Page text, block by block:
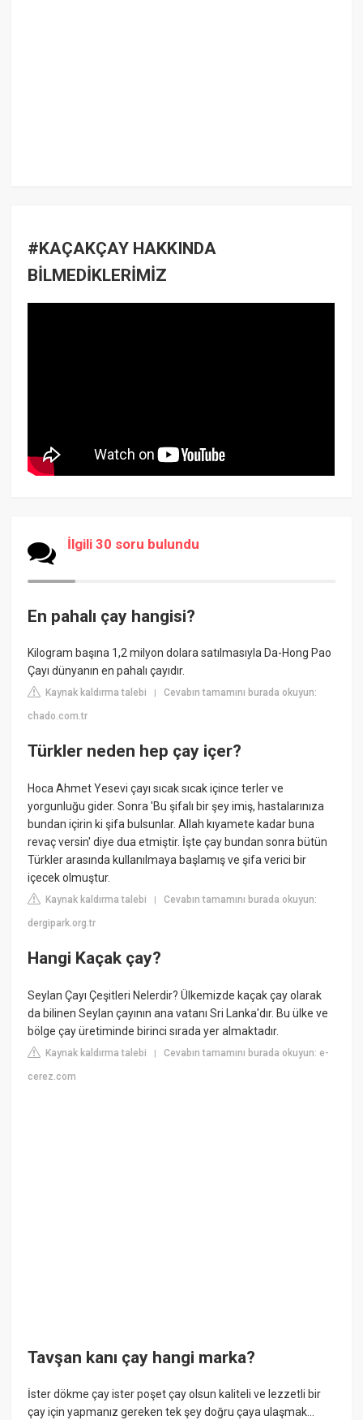
#KAÇAKÇAY HAKKINDA
BİLMEDİKLERİMİZ
İlgili 30 soru bulundu
En pahalı çay hangisi?
Kilogram başına 1,2 milyon dolara satılmasıyla Da-Hong Pao
Çayı dünyanın en pahalı çayıdır.
Kaynak kaldırma talebi |Cevabın tamamını burada okuyun:
chado.com.tr
Türkler neden hep çay içer?
Hoca Ahmet Yesevi çayı sıcak sıcak içince terler ve
yorgunluğu gider. Sonra 'Bu şifalı bir şey imiş, hastalarınıza
bundan içirin ki şifa bulsunlar. Allah kıyamete kadar buna
revaç versin' diye dua etmiştir. İşte çay bundan sonra bütün
Türkler arasında kullanılmaya başlamış ve şifa verici bir
içecek olmuştur.
Kaynak kaldırma talebi |Cevabın tamamını burada okuyun:
dergipark.org.tr
Hangi Kaçak çay?
Seylan Çayı Çeşitleri Nelerdir? Ülkemizde kaçak çay olarak
da bilinen Seylan çayının ana vatanı Sri Lanka'dır. Bu ülke ve
bölge çay üretiminde birinci sırada yer almaktadır.
Kaynak kaldırma talebi |Cevabın tamamını burada okuyun: e-
cerez.com
Tavşan kanı çay hangi marka?
İster dökme çay ister poşet çay olsun kaliteli ve lezzetli bir
çay için yapmanız gereken tek şey doğru çaya ulaşmak…